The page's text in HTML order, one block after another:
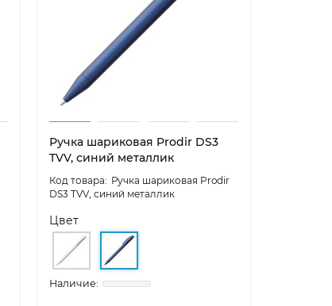
Ручка шариковая Prodir DS3
TVV, синий металлик
Ручка шариковая Prodir
DS3 TVV, синий металлик
Цвет